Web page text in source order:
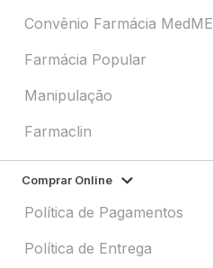
Convênio Farmácia MedME
Farmácia Popular
Manipulação
Farmaclin
Comprar Online
Política de Pagamentos
Política de Entrega